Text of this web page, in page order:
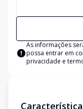
As informações
possa entrar em
privacidade e